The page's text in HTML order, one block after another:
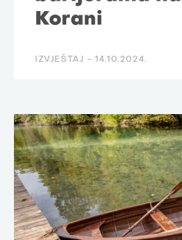
Korani
IZVJEŠTAJ -14.10.2024.